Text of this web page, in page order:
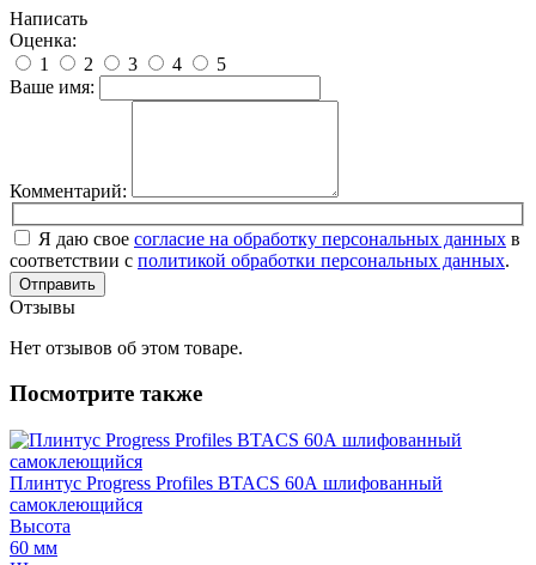
Написать
Оценка:
1
2 3 4
5
Ваше имя:
Комментарий:
Я даю свое согласие на обработку персональных данных в
соответствии с политикой обработки персональных данных.
Отправить
Отзывы
Нет отзывов об этом товаре.
Посмотрите также
Плинтус Progress Profiles BTACS 60А шлифованный
самоклеющийся
Высота
60 мм